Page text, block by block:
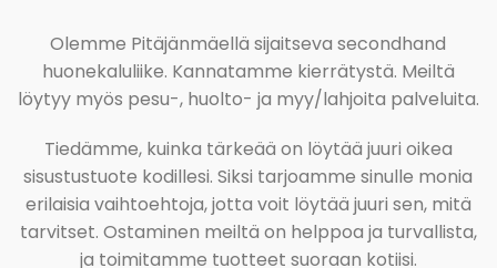
Olemme Pitäjänmäellä sijaitseva secondhand
huonekaluliike. Kannatamme kierrätystä. Meiltä
löytyy myös pesu-, huolto- ja myy/lahjoita palveluita.
Tiedämme, kuinka tärkeää on löytää juuri oikea
sisustustuote kodillesi. Siksi tarjoamme sinulle monia
erilaisia vaihtoehtoja, jotta voit löytää juuri sen, mitä
tarvitset. Ostaminen meiltä on helppoa ja turvallista,
ja toimitamme tuotteet suoraan kotiisi.